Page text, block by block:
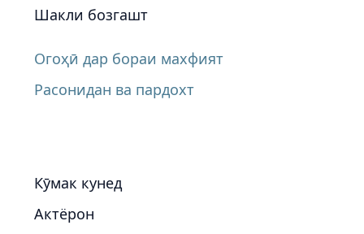
Шакли бозгашт
Огоҳӣ дар бораи махфият
Расонидан ва пардохт
Кӯмак кунед
Актёрон